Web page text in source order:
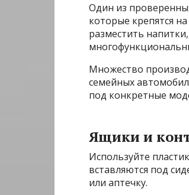
Один из
которые крепятся
разместить
Множество
семейных
под конкретные
Ящики и
Используйте
вставляются под
или аптечку.